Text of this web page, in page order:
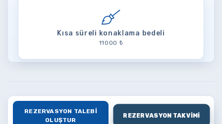
Kısa süreli konaklama bedeli
11000 ₺
REZERVASYON TALEBI
OLUŞTUR
REZERVASYON TAKVIMI